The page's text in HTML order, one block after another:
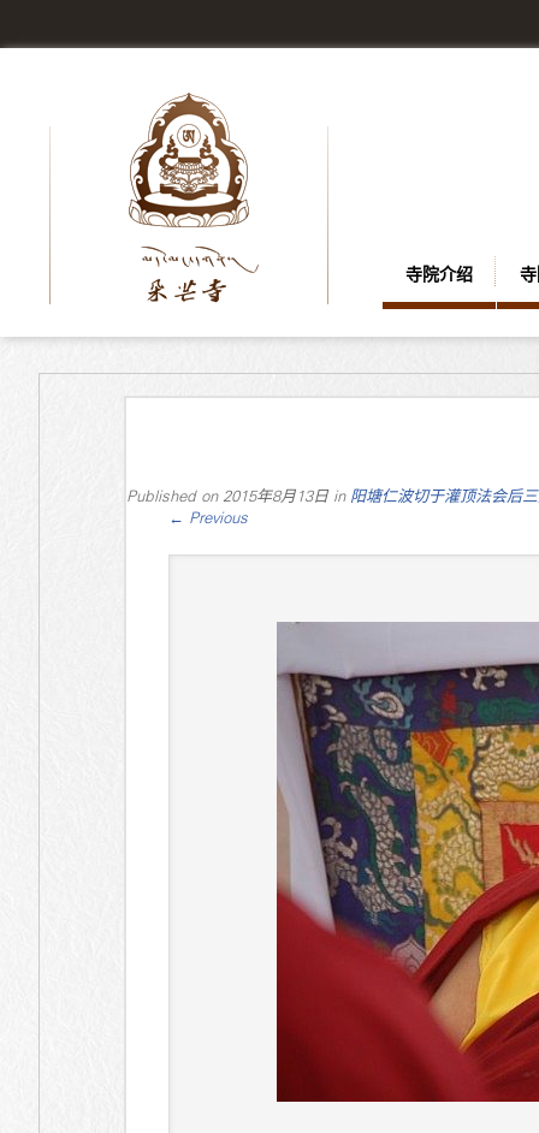
寺院介绍
Published on 2015年8月13日in 阳塘仁波切于灌顶法会后
← Previous